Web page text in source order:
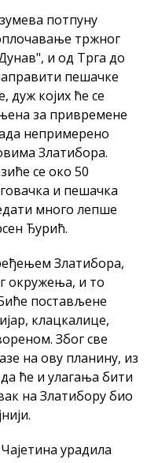
потпуну
тржног
и од Трга до
пешачке
дуж којих ће се
за привремене
непримерено
Златибора.
се око 50
и пешачка
много лепше
Ђурић.
Златибора,
окружења, и то
постављене
клацкалице,
Због све
на ову планину, из
ће и улагања бити
на Златибору био
урадила